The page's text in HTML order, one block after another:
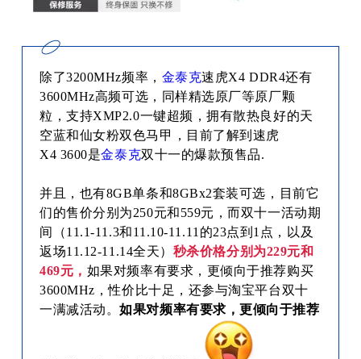
除了3200MHz频率， 金泰克速虎X4 DDR4还有
3600MHz高频可选，同样精选原厂等原厂颗
粒，支持XMP2.0一键超频，拥有散热良好的天
空蓝和仙女粉双色马甲， 目前了解到速虎
X4 3600是金泰克双十一的爆款预售品.
并且，也有8GB单条和8GBx2套装可选，目前它
们的售价分别为250元和559元，而双十一活动期
间（11.1-11.3和11.10-11.11的23点到1点，以及
返场11.12-11.14全天） 秒杀价格分别为229元和
469元， 如果对频率有要求，更倾向于推荐购买
3600MHz，性价比十足，还参与淘宝平台双十
一满减活动。如果对频率有要求，更倾向于推荐